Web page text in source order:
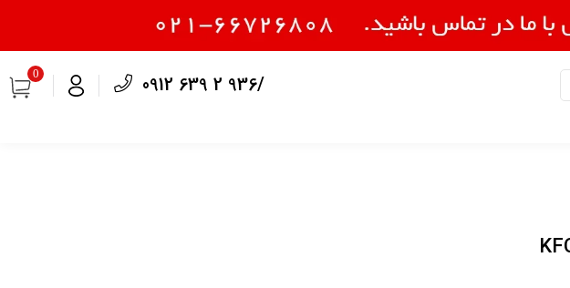
0912 639 2 936/
0